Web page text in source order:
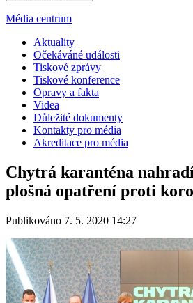
Média centrum
Aktuality
Očekáváné události
Tiskové zprávy
Tiskové konference
Opravy a fakta
Videa
Důležité dokumenty
Kontakty pro média
Akreditace pro média
Chytrá karanténa
plošná opatření proti
Publikováno 7. 5. 2020 14:27